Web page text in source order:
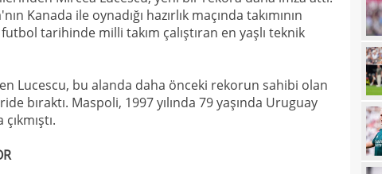
Kanada ile oynadığı hazırlık maçında takımının
tarihinde milli takım çalıştıran en yaşlı teknik
Lucescu, bu alanda daha önceki rekorun sahibi olan
bıraktı. Maspoli, 1997 yılında 79 yaşında Uruguay